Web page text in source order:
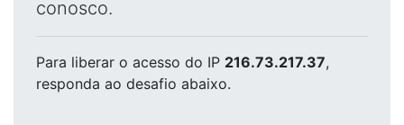
conosco.
Para liberar o acesso do IP 216.73.217.37,
responda ao desafio abaixo.